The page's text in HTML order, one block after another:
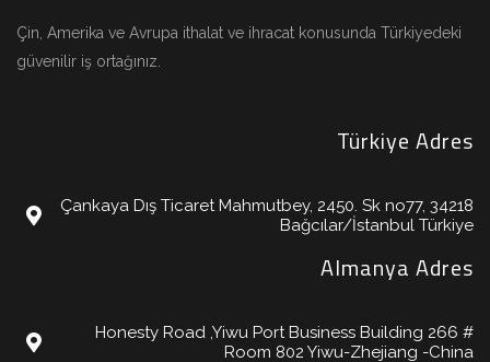
Çin, Amerika ve Avrupa ithalat ve ihracat konusunda Türkiyedeki
güvenilir iş ortağınız.
Türkiye Adres
Çankaya Dış Ticaret Mahmutbey, 2450. Sk no77, 34218
Bağcılar/İstanbul Türkiye
Almanya Adres
Honesty Road ,Yiwu Port Business Building 266 #
Room 802 Yiwu-Zhejiang -China